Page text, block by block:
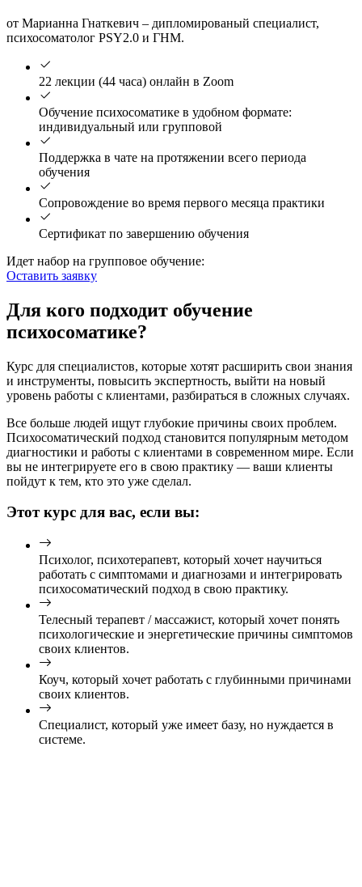
от Марианна Гнаткевич – дипломированый специалист,
психосоматолог PSY2.0 и ГНМ.
22 лекции (44 часа) онлайн в Zoom
Обучение психосоматике в удобном формате:
индивидуальный или групповой
Поддержка в чате на протяжении всего периода
обучения
Сопровождение во время первого месяца практики
Сертификат по завершению обучения
Идет набор на групповое обучение:
Оставить заявку
Для кого подходит обучение
психосоматике?
Курс для специалистов, которые хотят расширить свои знания
и инструменты, повысить экспертность, выйти на новый
уровень работы с клиентами, разбираться в сложных случаях.
Все больше людей ищут глубокие причины своих проблем.
Психосоматический подход становится популярным методом
диагностики и работы с клиентами в современном мире. Если
вы не интегрируете его в свою практику — ваши клиенты
пойдут к тем, кто это уже сделал.
Этот курс для вас, если вы:
Психолог, психотерапевт, который хочет научиться
работать с симптомами и диагнозами и интегрировать
психосоматический подход в свою практику.
Телесный терапевт / массажист, который хочет понять
психологические и энергетические причины симптомов
своих клиентов.
Коуч, который хочет работать с глубинными причинами
своих клиентов.
Специалист, который уже имеет базу, но нуждается в
системе.